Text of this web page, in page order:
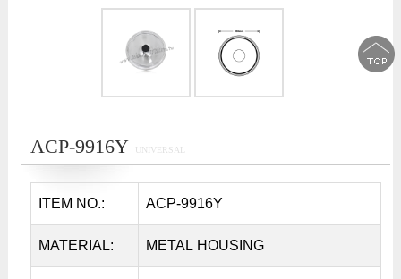
ACP-9916Y │UNIVERSAL
ITEM NO.: ACP-9916Y
MATERIAL: METAL HOUSING